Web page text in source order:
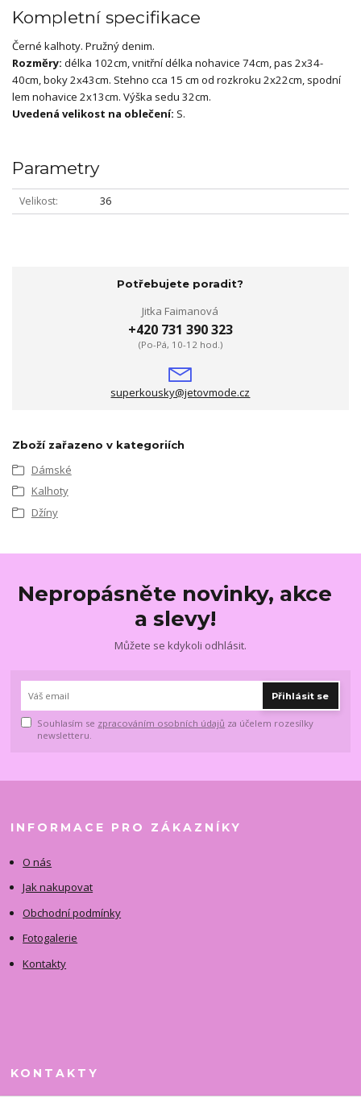
Kompletní specifikace
Černé kalhoty. Pružný denim.
Rozměry: délka 102cm, vnitřní délka nohavice 74cm, pas 2x34-
40cm, boky 2x43cm. Stehno cca 15 cm od rozkroku 2x22cm, spodní
lem nohavice 2x13cm. Výška sedu 32cm.
Uvedená velikost na oblečení: S.
Parametry
Velikost 36
Potřebujete poradit?
Jitka Faimanová
+420 731 390 323
(Po-Pá, 10-12 hod.)
superkousky@jetovmode.cz
Zboží zařazeno v kategoriích
Dámské
Kalhoty
Džíny
Nepropásněte novinky, akce
a slevy!
Můžete se kdykoli odhlásit.
Přihlásit se
Souhlasím se zpracováním osobních údajů za účelem rozesílky
newsletteru.
INFORMACE PRO ZÁKAZNÍKY
O nás
Jak nakupovat
Obchodní podmínky
Fotogalerie
Kontakty
KONTAKTY